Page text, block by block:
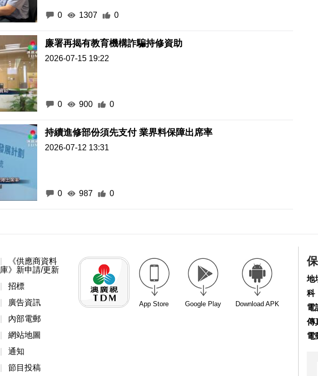
0 1307 0
廉署再揭有教育機構詐騙持修資助
2026-07-15 19:22
0 900 0
持續進修部份須先支付 業界料保障出席率
2026-07-12 13:31
0 987 0
《供應商資料
庫》新申請/更新
招標
廣告資訊
內部電郵
網站地圖
通知
節目投稿
App Store Google Play Download APK
地
科
電
傳
電